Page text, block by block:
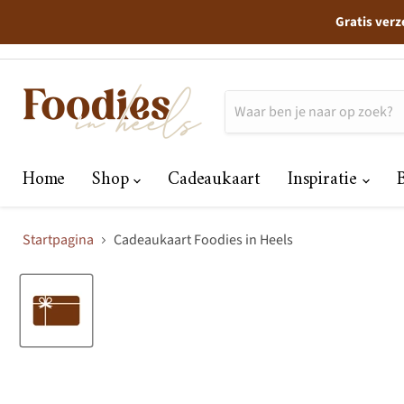
Gratis
Home Shop Cadeaukaart Inspiratie
Startpagina Cadeaukaart Foodies in Heels